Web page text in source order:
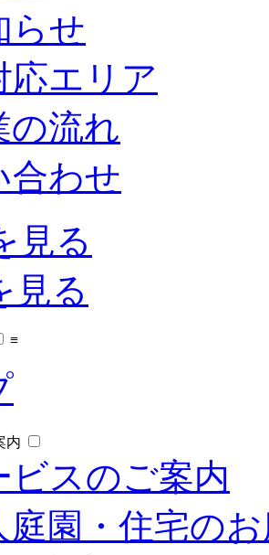
らせ
応エリア
の流れ
合わせ
見る
見る
≡
内
ビスのご案内
庭園・住宅の